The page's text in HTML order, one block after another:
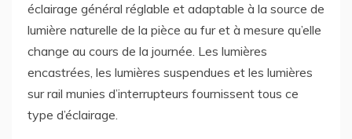
éclairage général réglable et adaptable à la source de
lumière naturelle de la pièce au fur et à mesure qu’elle
change au cours de la journée. Les lumières
encastrées, les lumières suspendues et les lumières
sur rail munies d’interrupteurs fournissent tous ce
type d’éclairage.